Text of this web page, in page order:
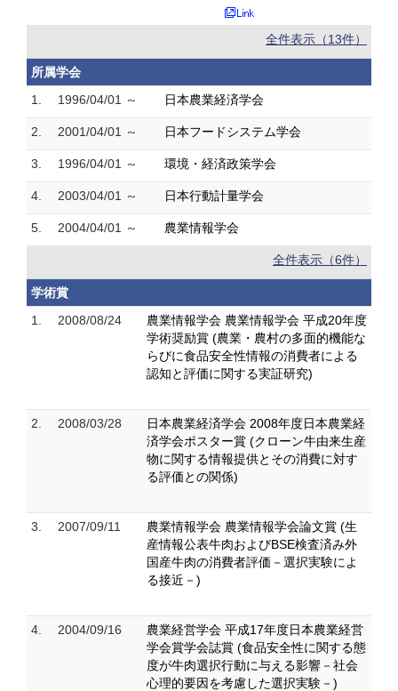
全件表示（13件）
所属学会
1.
1996/04/01 ～ 日本農業経済学会
2. 2001/04/01 ～ 日本フードシステム学会
3. 1996/04/01 ～ 環境・経済政策学会
4. 2003/04/01 ～ 日本行動計量学会
5. 2004/04/01 ～ 農業情報学会
全件表示（6件）
学術賞
1.
2008/08/24
農業情報学会 農業情報学会 平成20年度
学術奨励賞 (農業・農村の多面的機能な
らびに食品安全性情報の消費者による
認知と評価に関する実証研究)
2. 2008/03/28
日本農業経済学会 2008年度日本農業経
済学会ポスター賞 (クローン牛由来生産
物に関する情報提供とその消費に対す
る評価との関係)
3. 2007/09/11
農業情報学会 農業情報学会論文賞 (生
産情報公表牛肉およびBSE検査済み外
国産牛肉の消費者評価－選択実験によ
る接近－)
4. 2004/09/16
農業経営学会 平成17年度日本農業経営
学会賞学会誌賞 (食品安全性に関する態
度が牛肉選択行動に与える影響－社会
心理的要因を考慮した選択実験－)